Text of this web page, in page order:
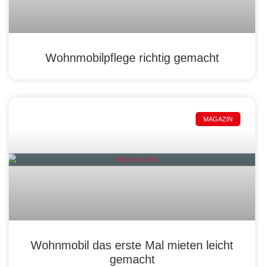
Wohnmobilpflege richtig gemacht
MAGAZIN
Wohnmobil das erste Mal mieten leicht
gemacht